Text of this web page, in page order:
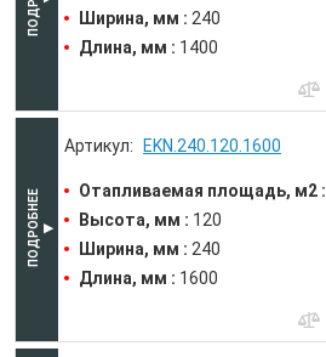
Ширина, мм : 240
Длина, мм : 1400
EKN.240.120.1600
Отапливаемая площадь, м2 :
Высота, мм : 120
Ширина, мм : 240
Длина, мм : 1600